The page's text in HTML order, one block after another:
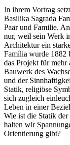
In ihrem Vortrag
Basilika Sagrada
Paar und Familie.
nur, weil sein Werk
Architektur ein
Família wurde 1882
das Projekt für mehr
Bauwerk des
und der
Statik, religiöse
sich zugleich
Leben in einer
Wie ist die Statik
halten wir
Orientierung gibt?